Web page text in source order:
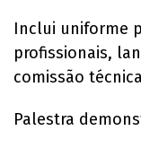
Inclui uniforme
profissionais,
comissão
Palestra